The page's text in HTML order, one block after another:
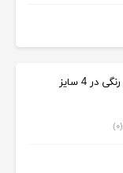
4 سایز
(۰)